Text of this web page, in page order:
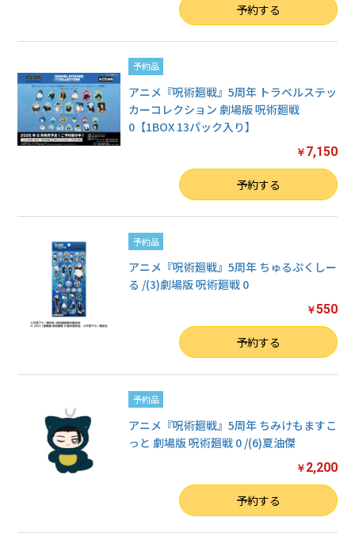
予約する
予約品
アニメ『呪術廻戦』5周年 トラベルステッ
カーコレクション 劇場版 呪術廻戦
0【1BOX 13パック入り】
￥ 7,150
予約する
予約品
アニメ『呪術廻戦』5周年 ちゅるぷくしー
る /(3)劇場版 呪術廻戦 0
￥550
予約する
予約品
アニメ『呪術廻戦』5周年 ちみけもますこ
っと 劇場版 呪術廻戦 0 /(6)夏油傑
￥ 2,200
予約する